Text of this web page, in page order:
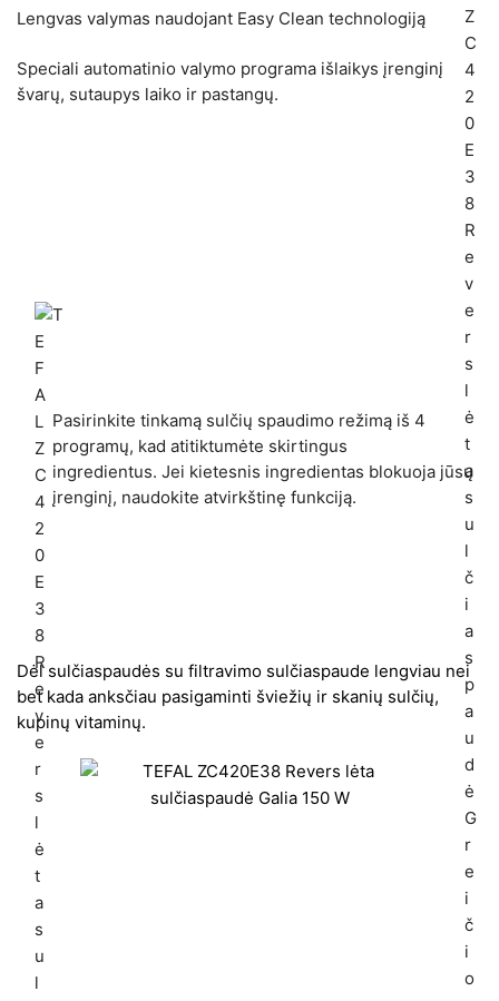
Lengvas valymas naudojant Easy Clean technologiją
Speciali automatinio valymo programa išlaikys įrenginį
švarų, sutaupys laiko ir pastangų.
Pasirinkite tinkamą sulčių spaudimo režimą iš 4
programų, kad atitiktumėte skirtingus
ingredientus. Jei kietesnis ingredientas blokuoja jūsų
įrenginį, naudokite atvirkštinę funkciją.
Dėl sulčiaspaudės su filtravimo sulčiaspaude lengviau nei
bet kada anksčiau pasigaminti šviežių ir skanių sulčių,
kupinų vitaminų.